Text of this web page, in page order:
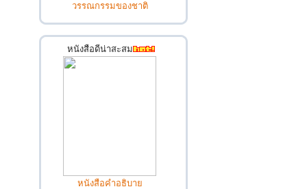
วรรณกรรมของชาติ
หนังสือดีน่าสะสม
หนังสือคำอธิบาย